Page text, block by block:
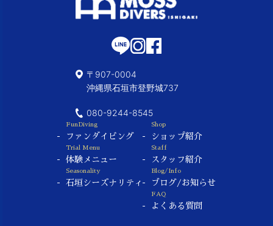
〒907-0004
沖縄県石垣市登野城737
080-9244-8545
FunDiving
ファンダイビング
Trial Menu
体験メニュー
Seasonality
石垣シーズナリティ
Shop
ショップ紹介
Staff
スタッフ紹介
Blog/Info
ブログ/お知らせ
FAQ
よくある質問